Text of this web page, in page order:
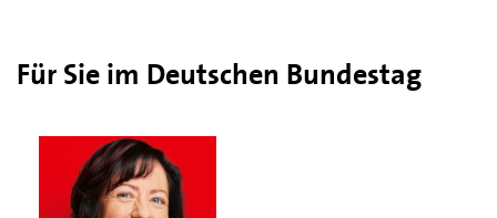
Für Sie im Deutschen Bundestag